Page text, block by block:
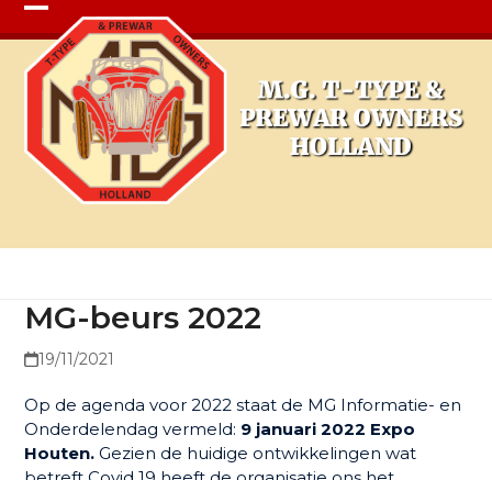
Open
mobile
menu
Close
mobile
menu
MG-beurs 2022
19/11/2021
Op de agenda voor 2022 staat de MG Informatie- en
Onderdelendag vermeld: 9 januari 2022 Expo
Houten.Gezien de huidige ontwikkelingen wat